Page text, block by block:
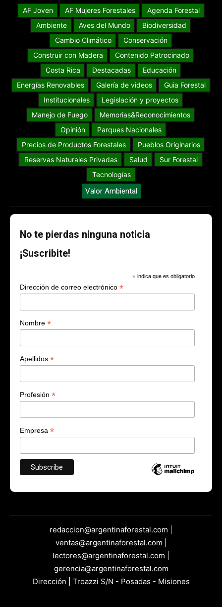
AF Joven AF Mujeres Forestales
Agenda Forestal
Ambiente
Aves del Mundo
Biodiversidad
Cambio Climático
Conservación
Construir con Madera
Contenido Patrocinado
Costa Rica
Destacadas
Educación
Energías Renovables
Galería de videos
Guia Forestal
Institucionales
Legislación y proyectos
Manejo de Fuego
Memorias&Reconocimientos
Opinión
Parques Nacionales
Precios de Productos Forestales
Pueblos Originarios
Reservas Naturales Privadas
Salud
Sur Forestal
Tecnologías
Valor Ambiental
No te pierdas ninguna noticia
¡Suscribite!
* indica que es obligatorio
Dirección de correo electrónico *
Nombre *
Apellidos *
Profesión *
Empresa *
redaccion@argentinaforestal.com |
ventas@argentinaforestal.com |
lectores@argentinaforestal.com |
gerencia@argentinaforestal.com
Dirección | Troazzi S/N - Posadas - Misiones